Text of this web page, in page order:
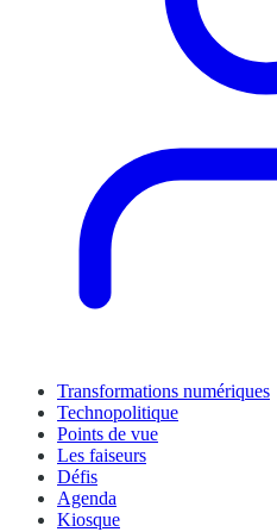
Transformations numériques
Technopolitique
Points de vue
Les faiseurs
Défis
Agenda
Kiosque